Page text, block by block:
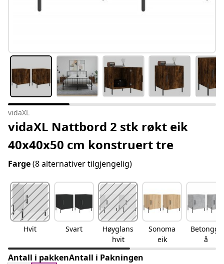
vidaXL
vidaXL Nattbord 2 stk røkt eik
40x40x50 cm konstruert tre
Farge(8 alternativer tilgjengelig)
Hvit Svart
Høyglans
hvit
Sonoma
eik
Betonggr
å
Antall i pakkenAntall i Pakningen